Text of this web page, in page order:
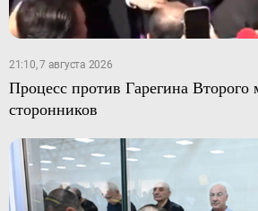
21:10, 7 августа 2026
Процесс против Гарегина Второго
сторонников